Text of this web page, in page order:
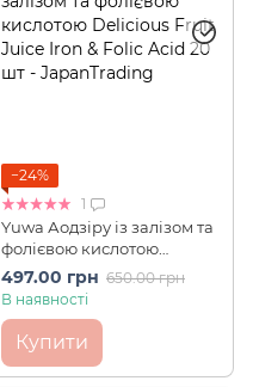
−24%
1
Yuwa Аодзіру із залізом та
фолієвою кислотою
Delicious Fruit Juice Iron &
Folic Acid 20 шт
497.00 грн 650.00 грн
В наявності
Купити